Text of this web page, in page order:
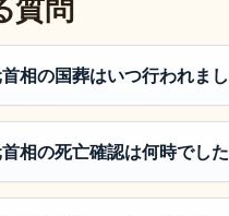
相の国葬はいつ行われま
相の死亡確認は何時でし